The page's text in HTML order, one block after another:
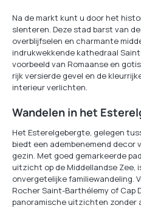
Na de markt kunt u door het
slenteren. Deze stad barst van
overblijfselen en charmante
indrukwekkende kathedraal
voorbeeld van Romaanse en
rijk versierde gevel en de
interieur verlichten.
Wandelen in het
Het Esterelgebergte, gelegen
biedt een adembenemend
gezin. Met goed gemarkeerde
uitzicht op de Middellandse Zee,
onvergetelijke familiewandeling.
Rocher Saint-Barthélemy of Cap
panoramische uitzichten zonder